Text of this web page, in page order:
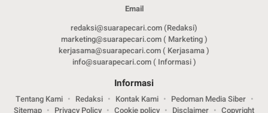
Email
redaksi@suarapecari.com (Redaksi)
marketing@suarapecari.com ( Marketing )
kerjasama@suarapecari.com ( Kerjasama )
info@suarapecari.com ( Informasi )
Informasi
Tentang Kami Redaksi Kontak Kami
Pedoman Media Siber
Sitemap
Privacy Policy Cookie policy Disclaimer Copyright